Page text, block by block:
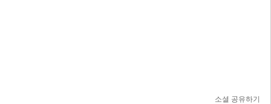
소셜 공유하기